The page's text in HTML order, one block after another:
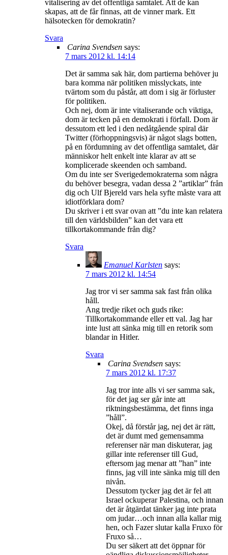
vitalisering av det offentliga samtalet. Att de kan
skapas, att de får finnas, att de vinner mark. Ett
hälsotecken för demokratin?
Svara
Carina Svendsen says:
7 mars 2012 kl. 14:14
Det är samma sak här, dom partierna behöver ju
bara komma när politiken misslyckats, inte
tvärtom som du påstår, att dom i sig är förluster
för politiken.
Och nej, dom är inte vitaliserande och viktiga,
dom är tecken på en demokrati i förfall. Dom är
dessutom ett led i den nedåtgående spiral där
Twitter (förhoppningsvis) är något slags botten,
på en fördumning av det offentliga samtalet, där
människor helt enkelt inte klarar av att se
komplicerade skeenden och samband.
Om du inte ser Sverigedemokraterna som några
du behöver besegra, vadan dessa 2 ”artiklar” från
dig och Ulf Bjereld vars hela syfte måste vara att
idiotförklara dom?
Du skriver i ett svar ovan att ”du inte kan relatera
till den världsbilden” kan det vara ett
tillkortakommande från dig?
Svara
Emanuel Karlsten says:
7 mars 2012 kl. 14:54
Jag tror vi ser samma sak fast från olika
håll.
Ang tredje riket och guds rike:
Tillkortakommande eller ett val. Jag har
inte lust att sänka mig till en retorik som
blandar in Hitler.
Svara
Carina Svendsen says:
7 mars 2012 kl. 17:37
Jag tror inte alls vi ser samma sak,
för det jag ser går inte att
riktningsbestämma, det finns inga
”håll”.
Okej, då förstår jag, nej det är rätt,
det är dumt med gemensamma
referenser när man diskuterar, jag
gillar inte referenser till Gud,
eftersom jag menar att ”han” inte
finns, jag vill inte sänka mig till den
nivån.
Dessutom tycker jag det är fel att
Israel ockuperar Palestina, och innan
det är åtgärdat tänker jag inte prata
om judar…och innan alla kallar mig
hen, och Fazer slutar kalla Fruxo för
Fruxo så…
Du ser säkert att det öppnar för